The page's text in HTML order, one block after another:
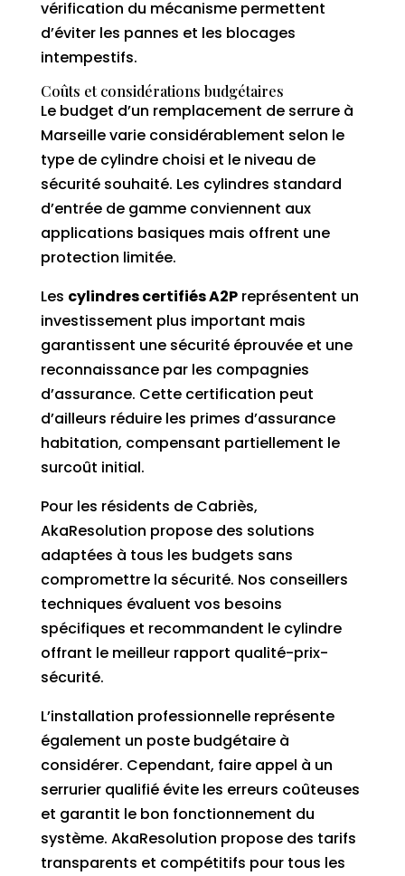
vérification du mécanisme permettent
d’éviter les pannes et les blocages
intempestifs.
Coûts et considérations budgétaires
Le budget d’un remplacement de serrure à
Marseille varie considérablement selon le
type de cylindre choisi et le niveau de
sécurité souhaité. Les cylindres standard
d’entrée de gamme conviennent aux
applications basiques mais offrent une
protection limitée.
Les cylindres certifiés A2Preprésentent un
investissement plus important mais
garantissent une sécurité éprouvée et une
reconnaissance par les compagnies
d’assurance. Cette certification peut
d’ailleurs réduire les primes d’assurance
habitation, compensant partiellement le
surcoût initial.
Pour les résidents de Cabriès,
AkaResolution propose des solutions
adaptées à tous les budgets sans
compromettre la sécurité. Nos conseillers
techniques évaluent vos besoins
spécifiques et recommandent le cylindre
offrant le meilleur rapport qualité-prix-
sécurité.
L’installation professionnelle représente
également un poste budgétaire à
considérer. Cependant, faire appel à un
serrurier qualifié évite les erreurs coûteuses
et garantit le bon fonctionnement du
système. AkaResolution propose des tarifs
transparents et compétitifs pour tous les